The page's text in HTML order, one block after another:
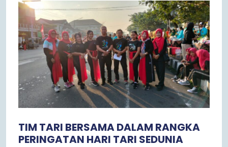
TIM TARI BERSAMA DALAM RANGKA
PERINGATAN HARI TARI SEDUNIA